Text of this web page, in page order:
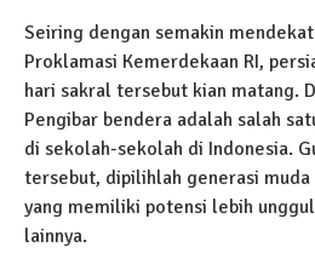
Seiring dengan semakin
Proklamasi Kemerdekaan RI,
hari sakral tersebut kian matang.
Pengibar bendera adalah salah
di sekolah-sekolah di Indonesia.
tersebut, dipilihlah generasi muda
yang memiliki potensi lebih
lainnya.